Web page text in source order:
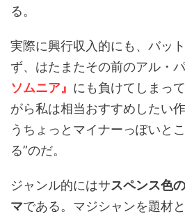
る。
実際に興行収入的にも、バッ
ず、はたまたその前のアル・パ
ソムニア』 にも負けてしまっ
がら私は相当おすすめしたい
うちょっとマイナーっぽいと
る”のだ。
ジャンル的にはサスペンス色
マである。マジシャンを題材